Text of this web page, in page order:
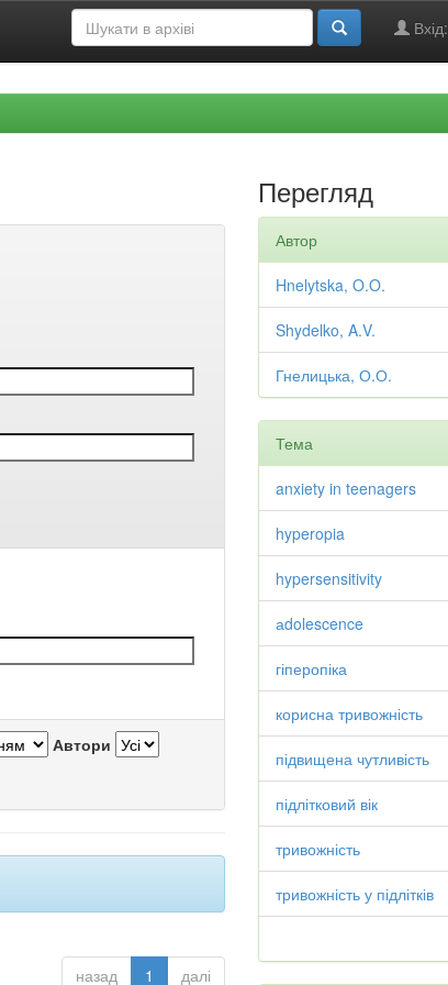
Вхід:
Автори
назад 1 далі
Перегляд
Автор
Hnelytska, O.O.
Shydelko, A.V.
Гнелицька, О.О.
Тема
anxiety in teenagers
hyperopia
hypersensitivity
аdolescence
гіперопіка
корисна тривожність
підвищена чутливість
підлітковий вік
тривожність
тривожність у підлітків